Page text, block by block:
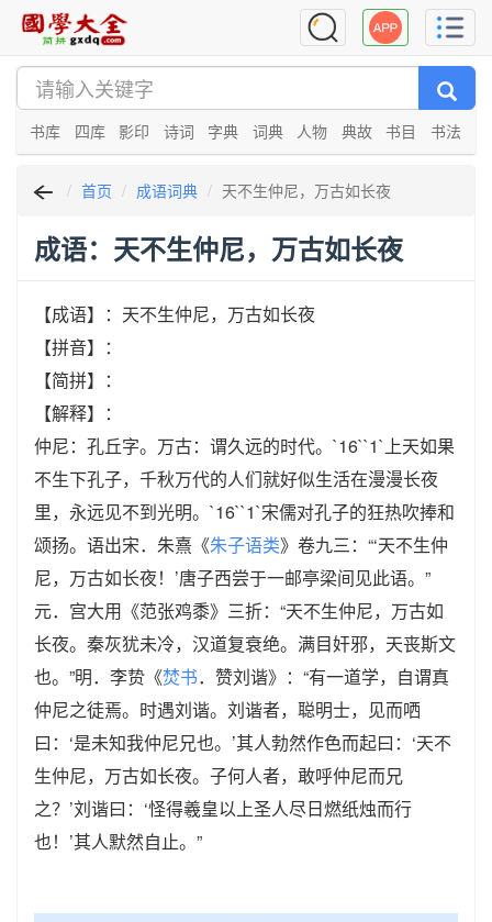
书库 四库 影印 诗词 字典 词典 人物 典故 书目 书法
首页 成语词典 天不生仲尼，万古如长夜
成语：天不生仲尼，万古如长夜
【成语】：天不生仲尼，万古如长夜
【拼音】：
【简拼】：
【解释】：
仲尼：孔丘字。万古：谓久远的时代。`16``1`上天如果
不生下孔子，千秋万代的人们就好似生活在漫漫长夜
里，永远见不到光明。`16``1`宋儒对孔子的狂热吹捧和
颂扬。语出宋．朱熹《朱子语类》卷九三：“‘天不生仲
尼，万古如长夜！’唐子西尝于一邮亭梁间见此语。”
元．宫大用《范张鸡黍》三折：“天不生仲尼，万古如
长夜。秦灰犹未冷，汉道复衰绝。满目奸邪，天丧斯文
也。”明．李贽《焚书．赞刘谐》：“有一道学，自谓真
仲尼之徒焉。时遇刘谐。刘谐者，聪明士，见而哂
曰：‘是未知我仲尼兄也。’其人勃然作色而起曰：‘天不
生仲尼，万古如长夜。子何人者，敢呼仲尼而兄
之？’刘谐曰：‘怪得羲皇以上圣人尽日燃纸烛而行
也！’其人默然自止。”